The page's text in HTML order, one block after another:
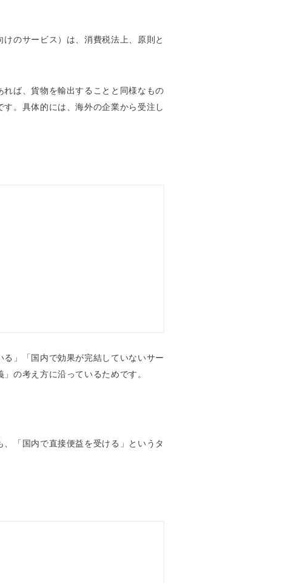
のサービス）は、消費税法上、原則と
ば、貨物を輸出することと同様なもの
。具体的には、海外の企業から受注し
る」「国内で効果が完結していないサー
の考え方に沿っているためです。
「国内で直接便益を受ける」というタ